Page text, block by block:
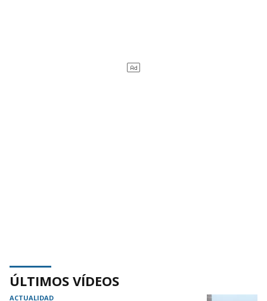
ÚLTIMOS VÍDEOS
ACTUALIDAD